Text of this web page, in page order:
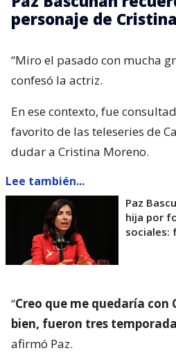
personaje de
“Miro el pasado con mucha
confesó la actriz.
En ese contexto, fue
favorito de las teleseries de
dudar a Cristina Moreno.
Lee también...
Paz
hija por
sociales:
“Creo que me quedaría con
bien, fueron tres
afirmó Paz.